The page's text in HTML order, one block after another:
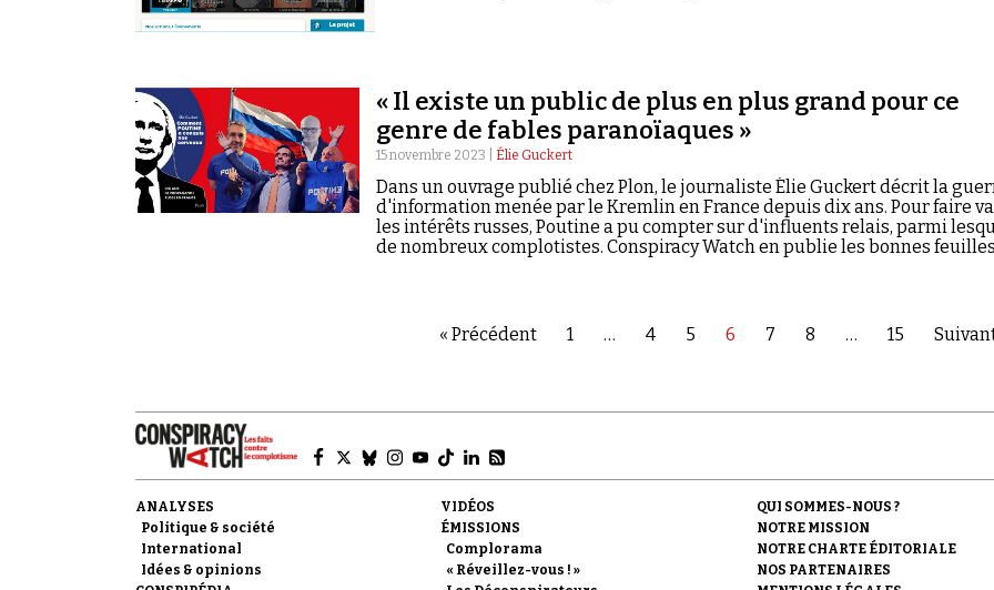
« Il existe un public de plus en plus grand pour ce
genre de fables paranoïaques »
15 novembre 2023 | Élie Guckert
Dans un ouvrage publié chez Plon, le journaliste Élie Guckert décrit la
d'information menée par le Kremlin en France depuis dix ans. Pour faire
les intérêts russes, Poutine a pu compter sur d'influents relais, parmi
de nombreux complotistes. Conspiracy Watch en publie les bonnes
« Précédent 1 … 4 5 6 7 8 … 15
ANALYSES
Politique & société
International
Idées & opinions
VIDÉOS
ÉMISSIONS
Complorama
« Réveillez-vous ! »
QUI SOMMES-NOUS ?
NOTRE MISSION
NOTRE CHARTE ÉDITORIALE
NOS PARTENAIRES